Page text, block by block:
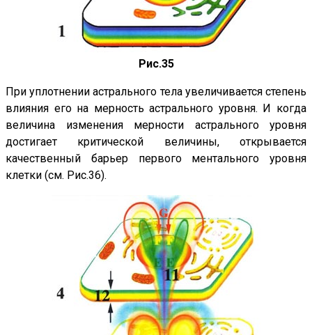
Рис.35
При уплотнении астрального тела увеличивается степень
влияния его на мерность астрального уровня. И когда
величина изменения мерности астрального уровня
достигает критической величины, открывается
качественный барьер первого ментального уровня
клетки (см. Рис.36).